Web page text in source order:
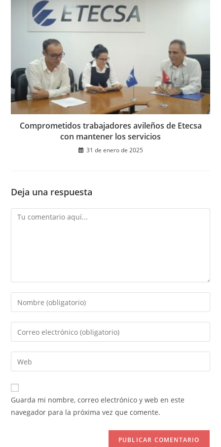
Comprometidos trabajadores avileños de Etecsa
con mantener los servicios
31 de enero de 2025
Deja una respuesta
Comentario
Introduce
tu
nombre
de
usuario
para
comentar
Introduce
tu
dirección
de
electrónico
para
comentar
Introduce
la
URL
de
Guarda mi nombre, correo electrónico y web en este
navegador para la próxima vez que comente.